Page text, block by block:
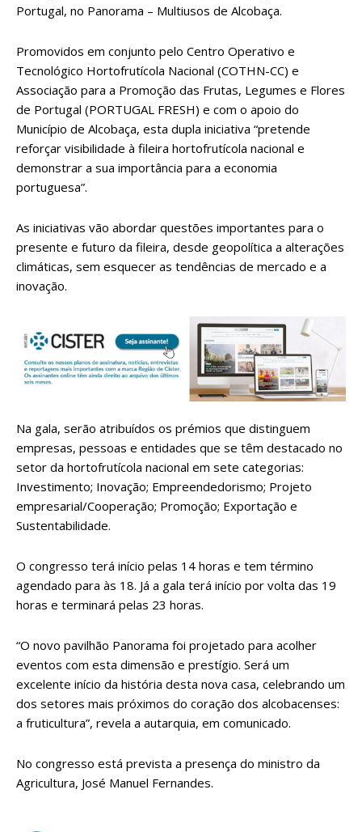
Portugal, no Panorama – Multiusos de Alcobaça.
Promovidos em conjunto pelo Centro Operativo e
Tecnológico Hortofrutícola Nacional (COTHN-CC) e
Associação para a Promoção das Frutas, Legumes e Flores
de Portugal (PORTUGAL FRESH) e com o apoio do
Município de Alcobaça, esta dupla iniciativa “pretende
reforçar visibilidade à fileira hortofrutícola nacional e
demonstrar a sua importância para a economia
portuguesa”.
As iniciativas vão abordar questões importantes para o
presente e futuro da fileira, desde geopolítica a alterações
climáticas, sem esquecer as tendências de mercado e a
inovação.
Na gala, serão atribuídos os prémios que distinguem
empresas, pessoas e entidades que se têm destacado no
setor da hortofrutícola nacional em sete categorias:
Investimento; Inovação; Empreendedorismo; Projeto
empresarial/Cooperação; Promoção; Exportação e
Sustentabilidade.
O congresso terá início pelas 14 horas e tem término
agendado para às 18. Já a gala terá início por volta das 19
horas e terminará pelas 23 horas.
“O novo pavilhão Panorama foi projetado para acolher
eventos com esta dimensão e prestígio. Será um
excelente início da história desta nova casa, celebrando um
dos setores mais próximos do coração dos alcobacenses:
a fruticultura”, revela a autarquia, em comunicado.
No congresso está prevista a presença do ministro da
Agricultura, José Manuel Fernandes.